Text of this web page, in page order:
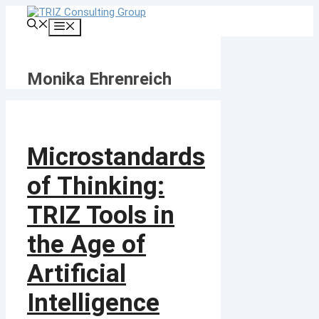
Inhalt
Monika Ehrenreich
Microstandards
of Thinking:
TRIZ Tools in
the Age of
Artificial
Intelligence